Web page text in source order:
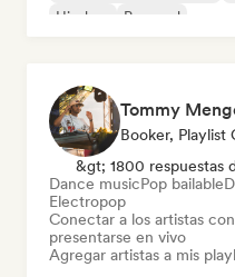
Hip-hop
Pop soul
Tommy
Booker, Playlist
&gt; 1800 respuestas
Dance musicPop bailable
Electropop
Conectar a los artistas
presentarse en vivo
Agregar artistas a mis